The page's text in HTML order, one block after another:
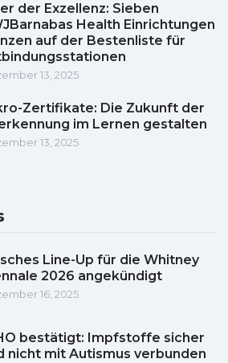
der Exzellenz: Sieben
Health Einrichtungen
auf der Bestenliste für
13, 2025
Zertifikate: Die Zukunft der
im Lernen gestalten
13, 2025
Line-Up für die Whitney
2026 angekündigt
16, 2025
bestätigt: Impfstoffe sicher
nicht mit Autismus verbunden